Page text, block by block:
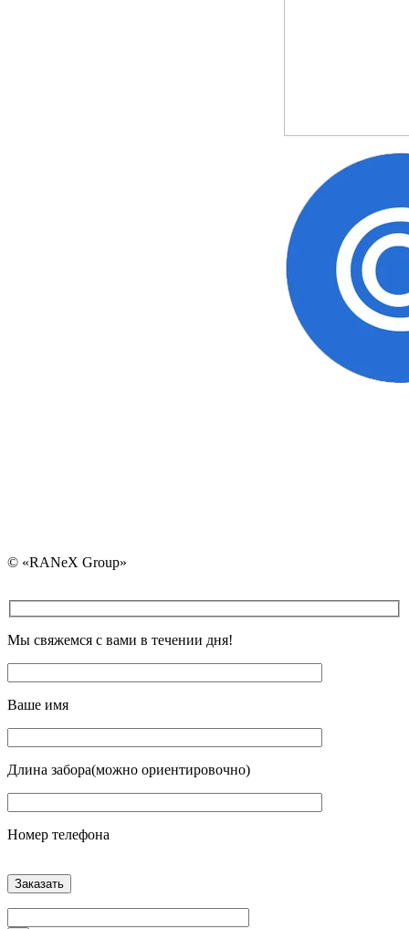
© «RANeX Group»
Мы свяжемся с вами в течении дня!
Ваше имя
Длина забора(можно ориентировочно)
Номер телефона